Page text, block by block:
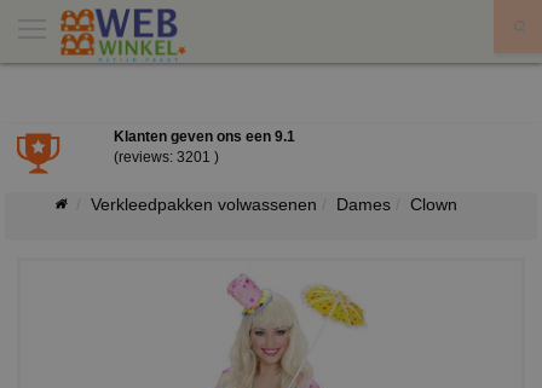
Klanten geven ons een 9.1
(reviews: 3201 )
Verkleedpakken volwassenen Dames Clown